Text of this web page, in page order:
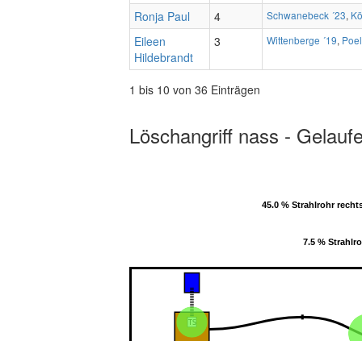
Ronja Paul 4 Schwanebeck ´23,
Eileen
Hildebrandt
3 Wittenberge ´19,
1 bis 10 von 36 Einträgen
Löschangriff nass -
7.5 %
7.5 %
45.0 % Strahlrohr
45.0 % Strahlrohr